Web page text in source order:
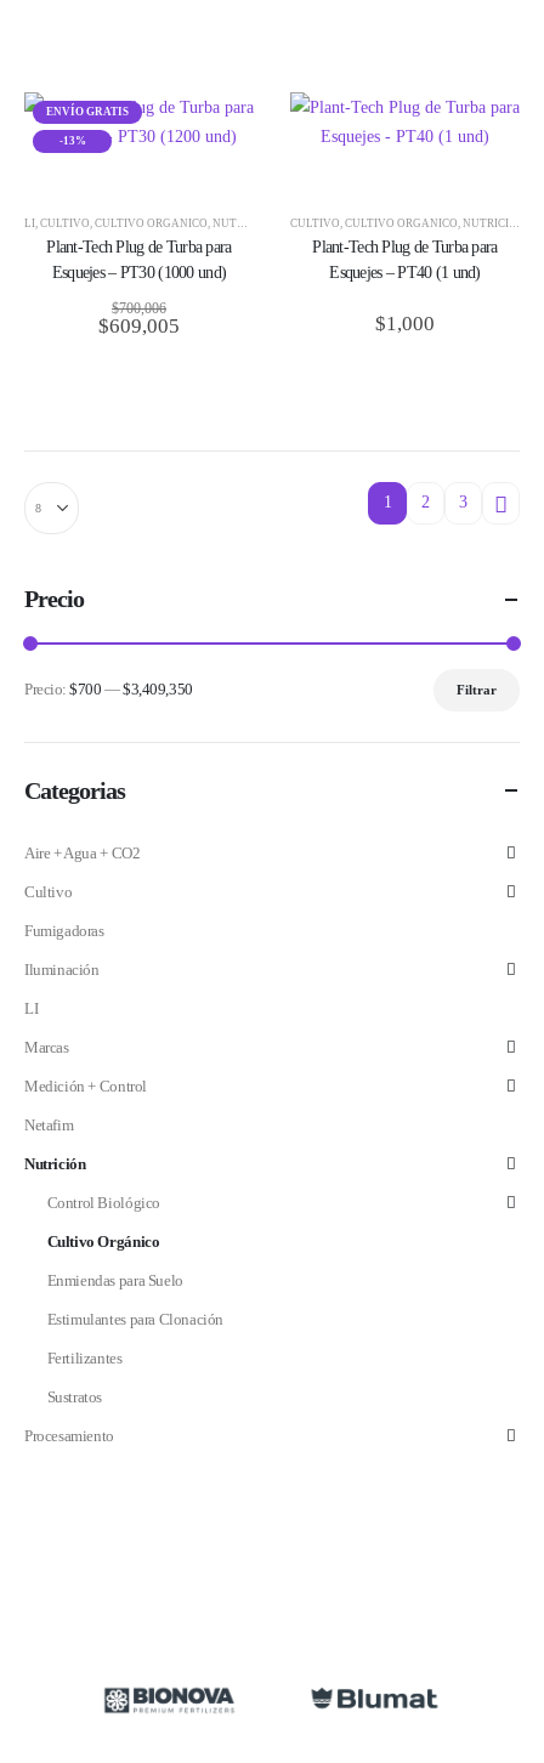
ENVÍO GRATIS
-13%
LI, CULTIVO, CULTIVO ORGÁNICO, NUTRICIÓN PLANT-TECH,PLUGS + SUSTRATO ,
Plant-Tech Plug de Turba para
Esquejes – PT30 (1000 und)
$700,006
El
$609,005
CULTIVO, CULTIVO ORGÁNICO, NUTRICIÓN
Plant-Tech Plug de Turba para
Esquejes – PT40 (1 und)
$1,000
1 2 3
Precio
Filtrar
Precio:$700 —$3,409,350
Categorias
Aire + Agua + CO2
Cultivo
Fumigadoras
Iluminación
LI
Marcas
Medición + Control
Netafim
Nutrición
Control Biológico
Cultivo Orgánico
Enmiendas para Suelo
Estimulantes para Clonación
Fertilizantes
Sustratos
Procesamiento